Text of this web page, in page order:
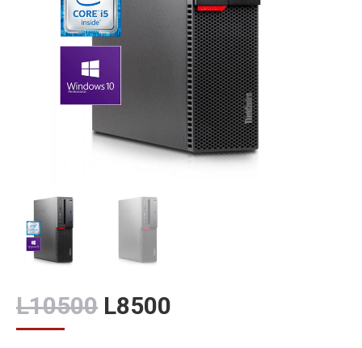
L10500 Original
L8500